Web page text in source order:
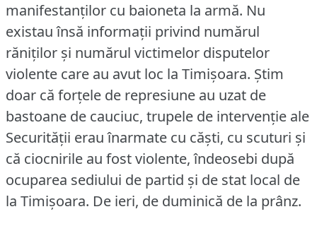
manifestanţilor cu baioneta la armă. Nu
existau însă informaţii privind numărul
răniţilor şi numărul victimelor disputelor
violente care au avut loc la Timişoara. Ştim
doar că forţele de represiune au uzat de
bastoane de cauciuc, trupele de intervenţie ale
Securităţii erau înarmate cu căşti, cu scuturi şi
că ciocnirile au fost violente, îndeosebi după
ocuparea sediului de partid şi de stat local de
la Timişoara. De ieri, de duminică de la prânz.